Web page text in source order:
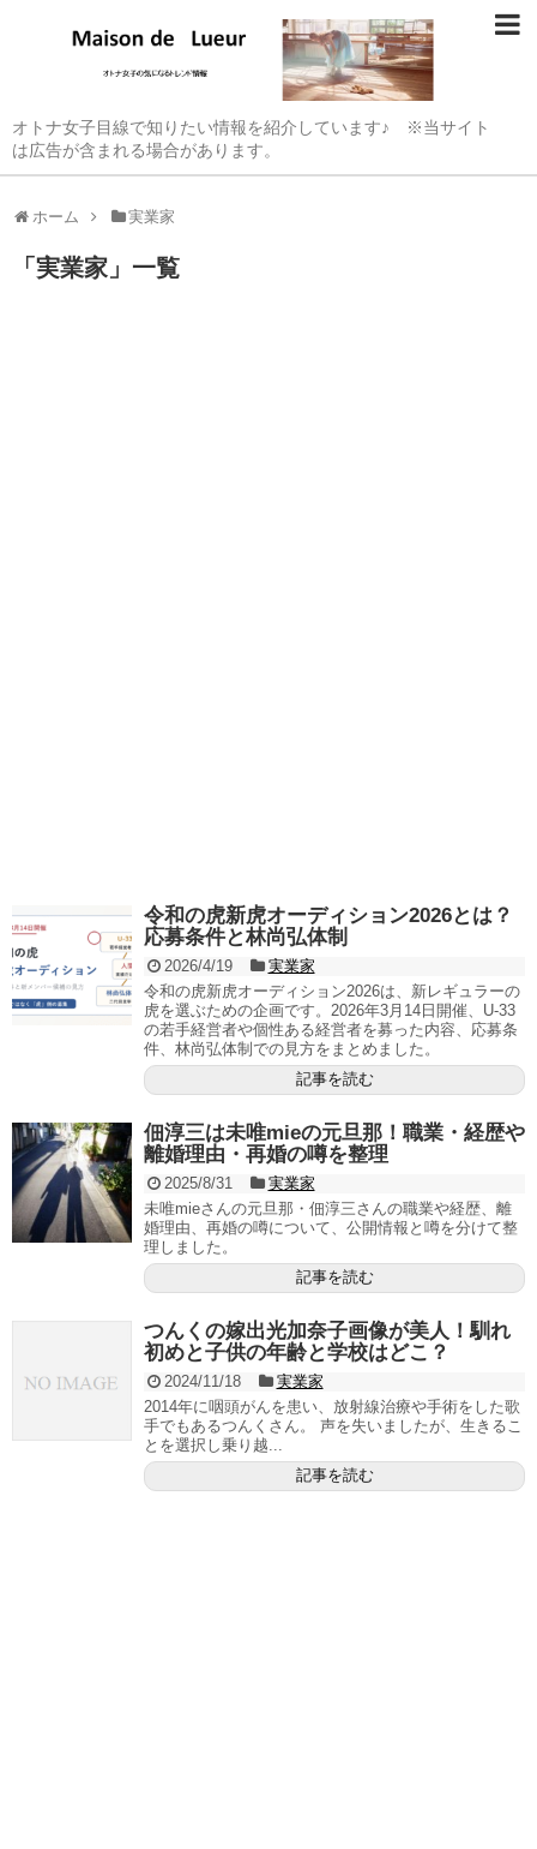
オトナ女子目線で知りたい情報を紹介しています♪ ※当サイト
は広告が含まれる場合があります。
ホーム 実業家
「実業家 」 一覧
令和の虎新虎オーディション2026とは？
応募条件と林尚弘体制
2026/4/19
実業家
令和の虎新虎オーディション2026は、新レギュラーの
虎を選ぶための企画です。2026年3月14日開催、U-33
の若手経営者や個性ある経営者を募った内容、応募条
件、林尚弘体制での見方をまとめました。
記事を読む
佃淳三は未唯mieの元旦那！職業・経歴や
離婚理由・再婚の噂を整理
2025/8/31
実業家
未唯mieさんの元旦那・佃淳三さんの職業や経歴、離
婚理由、再婚の噂について、公開情報と噂を分けて整
理しました。
記事を読む
つんくの嫁出光加奈子画像が美人！馴れ
初めと子供の年齢と学校はどこ？
2024/11/18
実業家
2014年に咽頭がんを患い、放射線治療や手術をした歌
手でもあるつんくさん。 声を失いましたが、生きるこ
とを選択し乗り越...
記事を読む